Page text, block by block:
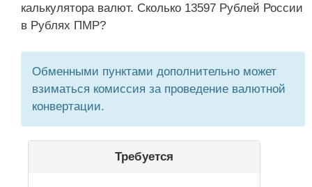
калькулятора валют. Сколько 13597 Рублей России
в Рублях ПМР?
Обменными пунктами дополнительно может
взиматься комиссия за проведение валютной
конвертации.
Требуется